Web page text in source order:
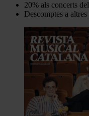
20% als concerts
Descomptes a